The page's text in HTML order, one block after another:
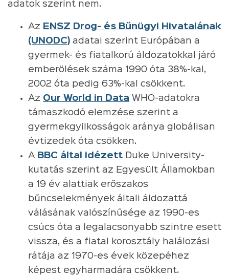
adatok szerint nem.
Az ENSZ Drog- és Bűnügyi Hivatalának
(UNODC) adatai szerint Európában a
gyermek- és fiatalkorú áldozatokkal járó
emberölések száma 1990 óta 38%-kal,
2002 óta pedig 63%-kal csökkent.
Az Our World in Data WHO-adatokra
támaszkodó elemzése szerint a
gyermekgyilkosságok aránya globálisan
évtizedek óta csökken.
A BBC által idézett Duke University-
kutatás szerint az Egyesült Államokban
a 19 év alattiak erőszakos
bűncselekmények általi áldozattá
válásának valószínűsége az 1990-es
csúcs óta a legalacsonyabb szintre esett
vissza, és a fiatal korosztály halálozási
rátája az 1970-es évek közepéhez
képest egyharmadára csökkent.